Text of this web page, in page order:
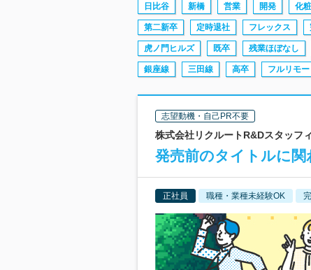
日比谷 新橋 営業 開発 化
第二新卒 定時退社 フレックス
虎ノ門ヒルズ 既卒 残業ほぼなし
銀座線 三田線 高卒 フルリモー
志望動機・自己PR不要
株式会社リクルートR&Dスタッフ
発売前のタイトルに
正社員 職種・業種未経験OK